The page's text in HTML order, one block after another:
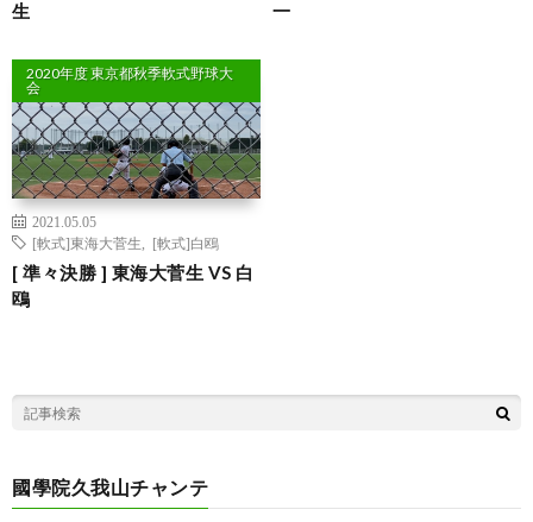
生
一
2020年度 東京都秋季軟式野球大
会
2021.05.05
[軟式]東海大菅生
[軟式]白鴎
[ 準々決勝 ] 東海大菅生 VS 白
鴎
國學院久我山チャンテ